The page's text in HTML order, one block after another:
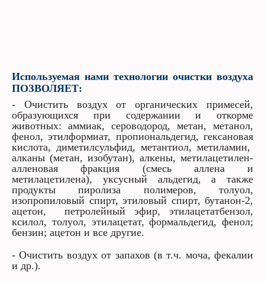
Используемая нами технологии очистки воздуха
ПОЗВОЛЯЕТ:
- Очистить воздух от органических примесей,
образующихся при содержании и откорме
животных: аммиак, сероводород, метан, метанол,
фенол, этилформиат, пропиональдегид, гексановая
кислота, диметилсульфид, метантиол, метиламин,
алканы (метан, изобутан), алкены, метилацетилен-
алленовая фракция (смесь аллена и
метилацетилена), уксусный альдегид, а также
продукты пиролиза полимеров, толуол,
изопропиловый спирт, этиловый спирт, бутанон-2,
ацетон, петролейный эфир, этилацетатбензол,
ксилол, толуол, этилацетат, формальдегид, фенол;
бензин; ацетон и все другие.
- Очистить воздух от запахов (в т.ч. моча, фекалии
и др.).